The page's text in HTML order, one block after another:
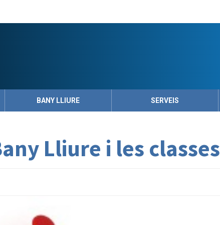
BANY LLIURE SERVEIS
Lliure i les classes